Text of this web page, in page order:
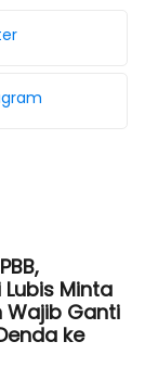
Minta
Wajib Ganti
ke